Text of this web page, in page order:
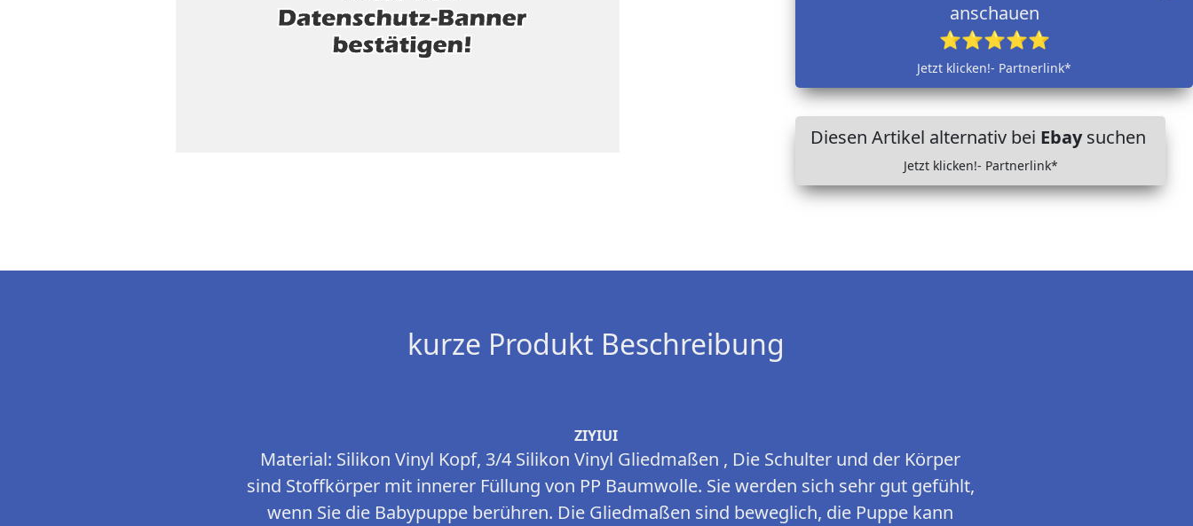
anschauen
⭐⭐⭐⭐⭐
Jetzt klicken!- Partnerlink*
Diesen Artikel alternativ bei Ebaysuchen
Jetzt klicken!- Partnerlink*
kurze Produkt Beschreibung
ZIYIUI
Material: Silikon Vinyl Kopf, 3/4 Silikon Vinyl Gliedmaßen , Die Schulter und der Körper
sind Stoffkörper mit innerer Füllung von PP Baumwolle. Sie werden sich sehr gut gefühlt,
wenn Sie die Babypuppe berühren. Die Gliedmaßen sind beweglich, die Puppe kann